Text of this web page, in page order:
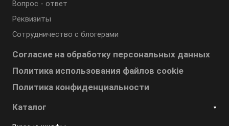
Вопрос - ответ
Реквизиты
Сотрудничество с блогерами
Согласие на обработку персональных данных
Политика использования файлов cookie
Политика конфиденциальности
Каталог